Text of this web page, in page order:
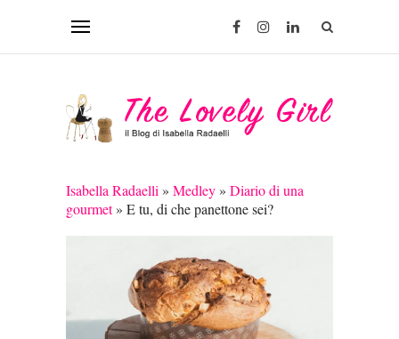
Isabella Radaelli » Medley» Diario di una
gourmet» E tu, di che panettone sei?